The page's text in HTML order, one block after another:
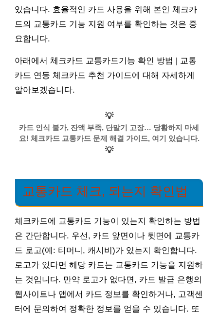
있습니다. 효율적인 카드 사용을 위해 본인 체크카
드의 교통카드 기능 지원 여부를 확인하는 것은 중
요합니다.
아래에서 체크카드 교통카드기능 확인 방법 | 교통
카드 연동 체크카드 추천 가이드에 대해 자세하게
알아보겠습니다.
💡
카드 인식 불가, 잔액 부족, 단말기 고장… 당황하지 마세
요! 체크카드 교통카드 문제 해결 가이드, 여기 있습니다.
💡
교통카드 체크, 되는지 확인법
체크카드에 교통카드 기능이 있는지 확인하는 방법
은 간단합니다. 우선, 카드 앞면이나 뒷면에 교통카
드 로고(예: 티머니, 캐시비)가 있는지 확인합니다.
로고가 있다면 해당 카드는 교통카드 기능을 지원하
는 것입니다. 만약 로고가 없다면, 카드 발급 은행의
웹사이트나 앱에서 카드 정보를 확인하거나, 고객센
터에 문의하여 정확한 정보를 얻을 수 있습니다. 또